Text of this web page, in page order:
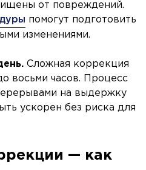
от повреждений.
помогут подготовить
изменениями.
Сложная коррекция
восьми часов. Процесс
на выдержку
ускорен без риска для
— как